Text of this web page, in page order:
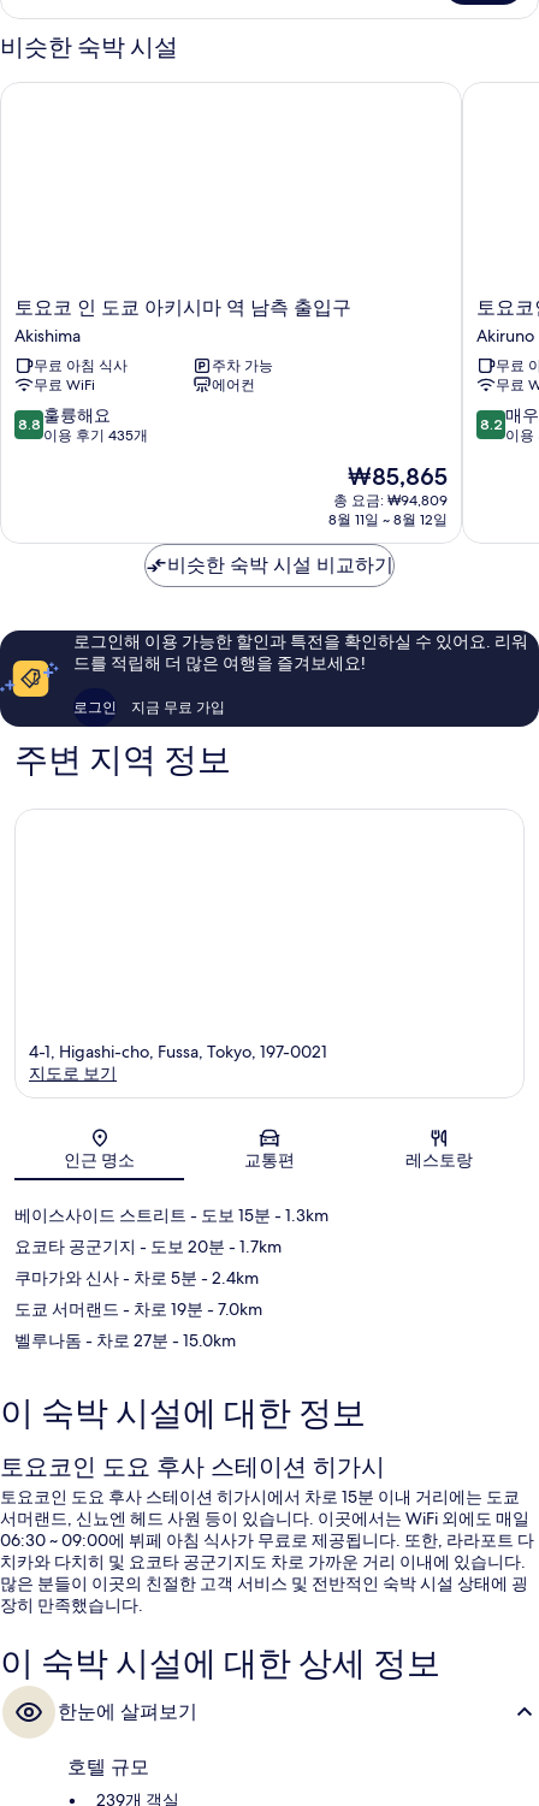
히
보
기
비슷한 숙박 시설
토
요
코
인
도
쿄
아
남
구
Akishima
토요코 인 도쿄 아키시마 역 남측 출입구
Akishima
무료 아침 식사
주차 가능
무료 WiFi
에어컨
10
점
점,
요,
용
후
개
8.8 훌륭해요
이용 후기 435개
현
재
요
₩85,865
₩85,865
총 요금: ₩94,809
8월 11일 ~ 8월 12일
토요코 인 도쿄 아키시마 역 남측 출입구
토
요
코
인
도
쿄
아
테
타
Akiruno
토요
Akiruno
무료
무료
10
점
점,
아
요,
8.2 매
이용
토요코
비슷한 숙박 시설 비교하기
로그인해 이용 가능한 할인과 특전을 확인하실 수 있어요. 리워
드를 적립해 더 많은 여행을 즐겨보세요!
로그인 지금 무료 가입
주변 지역 정보
지도
4-1, Higashi-cho, Fussa, Tokyo, 197-0021
지도로 보기
인근 명소 교통편 레스토랑
베이스사이드 스트리트 - 도보 15분 - 1.3km
요코타 공군기지 - 도보 20분 - 1.7km
쿠마가와 신사- 차로 5분 - 2.4km
도쿄 서머랜드 - 차로 19분 - 7.0km
벨루나돔 - 차로 27분 - 15.0km
이 숙박 시설에 대한 정보
토요코인 도요 후사 스테이션 히가시
토요코인 도요 후사 스테이션 히가시에서 차로 15분 이내 거리에는 도쿄
서머랜드, 신뇨엔 헤드 사원 등이 있습니다. 이곳에서는 WiFi 외에도 매일
06:30 ~ 09:00에 뷔페 아침 식사가 무료로 제공됩니다. 또한, 라라포트 다
치카와 다치히 및 요코타 공군기지도 차로 가까운 거리 이내에 있습니다.
많은 분들이 이곳의 친절한 고객 서비스 및 전반적인 숙박 시설 상태에 굉
장히 만족했습니다.
이 숙박 시설에 대한 상세 정보
한눈에 살펴보기
호텔 규모
239개 객실